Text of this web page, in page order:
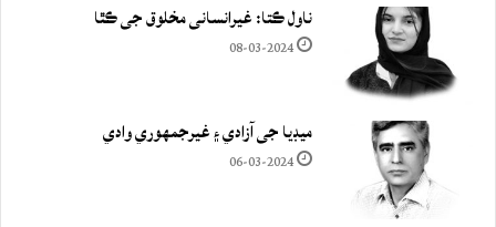
ناول ڪتا: غيرانساني مخلوق جي ڪٿا
08-03-2024
ميڊيا جي آزادي ۽ غيرجمھوري وادي
06-03-2024